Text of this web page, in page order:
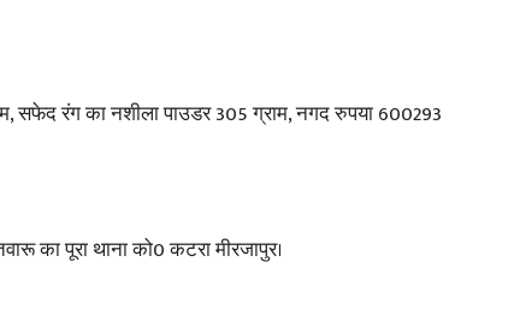
Hindi
News
सफेद रंग का नशीला पाउडर 305 ग्राम, नगद रुपया 600293
का पूरा थाना को0 कटरा मीरजापुर।